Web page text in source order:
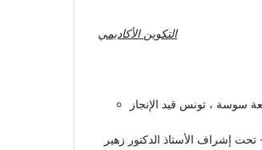
التكوين الأكاديمي